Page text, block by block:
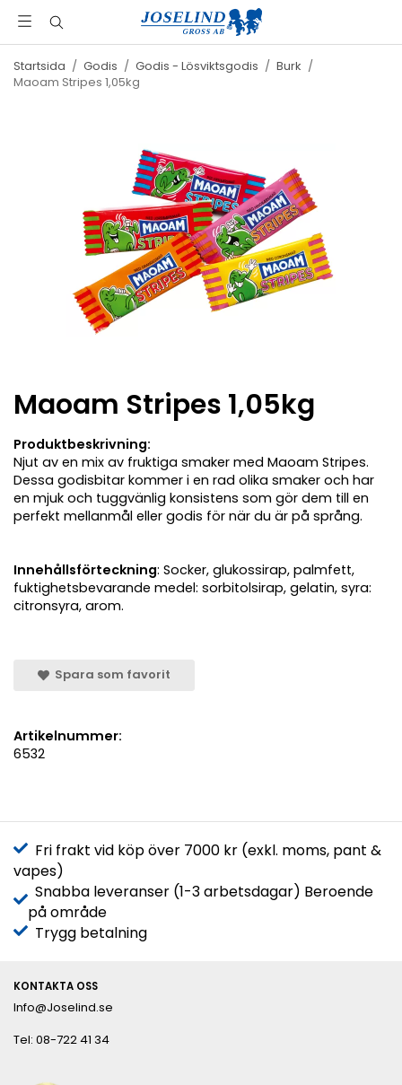
Startsida / Godis / Godis - Lösviktsgodis / Burk /
Maoam Stripes 1,05kg
Maoam Stripes 1,05kg
Produktbeskrivning:
Njut av en mix av fruktiga smaker med Maoam Stripes.
Dessa godisbitar kommer i en rad olika smaker och har
en mjuk och tuggvänlig konsistens som gör dem till en
perfekt mellanmål eller godis för när du är på språng.
Innehållsförteckning: Socker, glukossirap, palmfett,
fuktighetsbevarande medel: sorbitolsirap, gelatin, syra:
citronsyra, arom.
Spara som favorit
Artikelnummer:
6532
Fri frakt vid köp över 7000 kr (exkl. moms, pant &
vapes)
Snabba leveranser (1-3 arbetsdagar) Beroende
på område
Trygg betalning
KONTAKTA OSS
Info@Joselind.se
Tel: 08-722 41 34